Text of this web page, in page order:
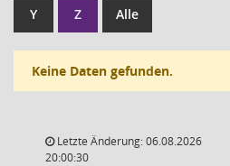
Y Z Alle
Keine Daten gefunden.
Letzte Änderung: 06.08.2026
20:00:30